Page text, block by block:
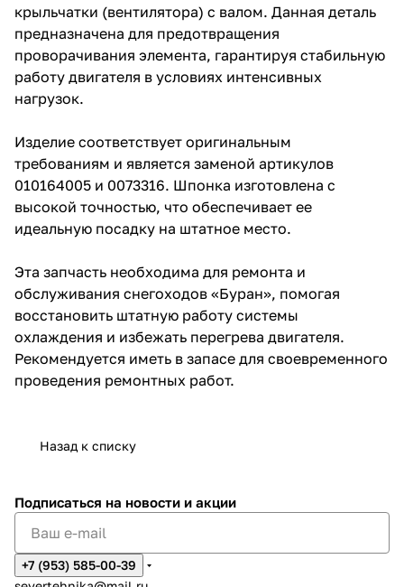
крыльчатки (вентилятора) с валом. Данная деталь
предназначена для предотвращения
проворачивания элемента, гарантируя стабильную
работу двигателя в условиях интенсивных
нагрузок.
Изделие соответствует оригинальным
требованиям и является заменой артикулов
010164005 и 0073316. Шпонка изготовлена с
высокой точностью, что обеспечивает ее
идеальную посадку на штатное место.
Эта запчасть необходима для ремонта и
обслуживания снегоходов «Буран», помогая
восстановить штатную работу системы
охлаждения и избежать перегрева двигателя.
Рекомендуется иметь в запасе для своевременного
проведения ремонтных работ.
Назад к списку
Подписаться на новости и акции
+7 (953) 585-00-39